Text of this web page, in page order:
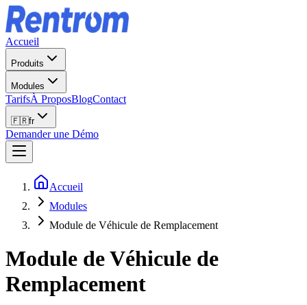
Accueil
Produits
Modules
TarifsÀ ProposBlogContact
🇫🇷fr
Demander une Démo
Accueil
Modules
Module de Véhicule de Remplacement
Module de Véhicule de
Remplacement